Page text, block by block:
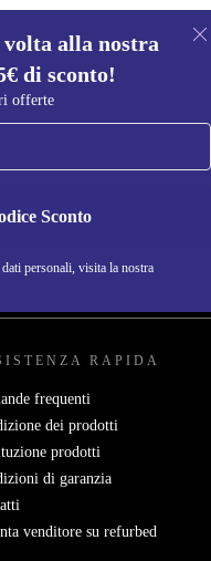
alla nostra
di sconto!
offerte
Sconto
personali, visita la nostra
Per maggiori
Normativa
RAPIDA
frequenti
dei prodotti
prodotti
di garanzia
venditore su refurbed